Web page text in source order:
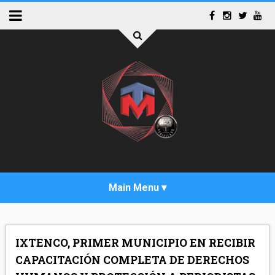
ACTUALIDAD
IXTENCO, PRIMER MUNICIPIO EN RECIBIR
CAPACITACIÓN COMPLETA DE DERECHOS